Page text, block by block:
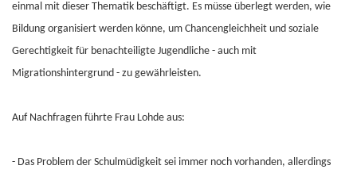
einmal mit dieser Thematik beschäftigt. Es müsse überlegt werden, wie
Bildung organisiert werden könne, um Chancengleichheit und soziale
Gerechtigkeit für benachteiligte Jugendliche - auch mit
Migrationshintergrund - zu gewährleisten.
Auf Nachfragen führte Frau Lohde aus:
- Das Problem der Schulmüdigkeit sei immer noch vorhanden, allerdings